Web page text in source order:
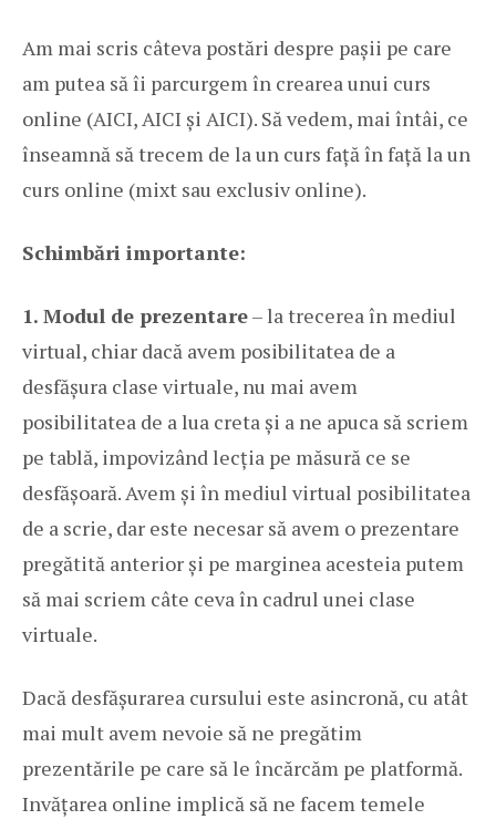
Am mai scris câteva postări despre pașii pe care
am putea să îi parcurgem în crearea unui curs
online (AICI,AICI și AICI). Să vedem, mai întâi, ce
înseamnă să trecem de la un curs față în față la un
curs online (mixt sau exclusiv online).
Schimbări importante:
1. Modul de prezentare– la trecerea în mediul
virtual, chiar dacă avem posibilitatea de a
desfășura clase virtuale, nu mai avem
posibilitatea de a lua creta și a ne apuca să scriem
pe tablă, impovizând lecția pe măsură ce se
desfășoară. Avem și în mediul virtual posibilitatea
de a scrie, dar este necesar să avem o prezentare
pregătită anterior și pe marginea acesteia putem
să mai scriem câte ceva în cadrul unei clase
virtuale.
Dacă desfășurarea cursului este asincronă, cu atât
mai mult avem nevoie să ne pregătim
prezentările pe care să le încărcăm pe platformă.
Invățarea online implică să ne facem temele